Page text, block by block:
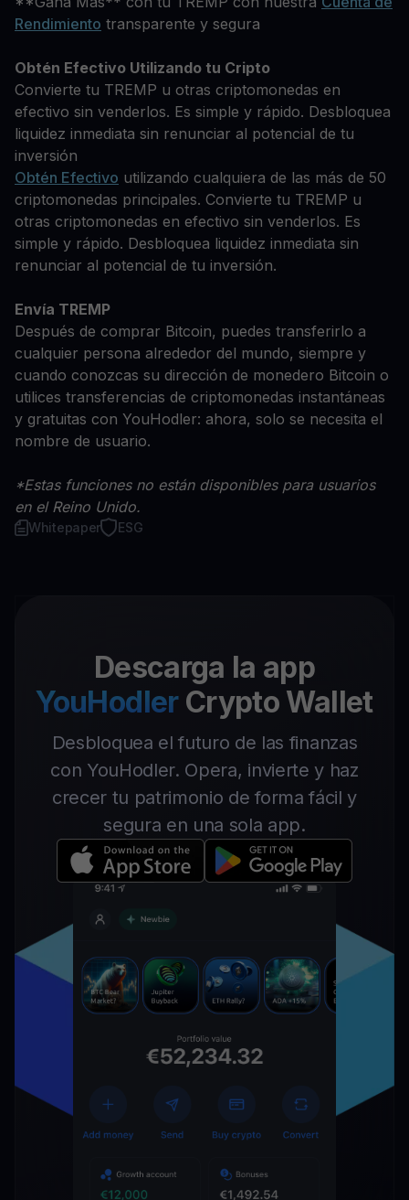
Rendimiento transparente y segura
Obtén Efectivo Utilizando tu Cripto
Convierte tu TREMP u otras criptomonedas en
efectivo sin venderlos. Es simple y rápido. Desbloquea
liquidez inmediata sin renunciar al potencial de tu
inversión
Obtén Efectivo utilizando cualquiera de las más de 50
criptomonedas principales. Convierte tu TREMP u
otras criptomonedas en efectivo sin venderlos. Es
simple y rápido. Desbloquea liquidez inmediata sin
renunciar al potencial de tu inversión.
Envía TREMP
Después de comprar Bitcoin, puedes transferirlo a
cualquier persona alrededor del mundo, siempre y
cuando conozcas su dirección de monedero Bitcoin o
utilices transferencias de criptomonedas instantáneas
y gratuitas con YouHodler: ahora, solo se necesita el
nombre de usuario.
*Estas funciones no están disponibles para usuarios
en el Reino Unido.
Whitepaper ESG
Descarga la app
YouHodler Crypto Wallet
Desbloquea el futuro de las finanzas
con YouHodler. Opera, invierte y haz
crecer tu patrimonio de forma fácil y
segura en una sola app.